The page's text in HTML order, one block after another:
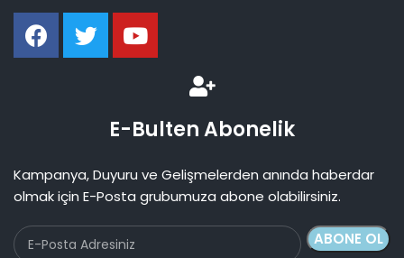
E-Bulten Abonelik
Kampanya, Duyuru ve Gelişmelerden anında haberdar
olmak için E-Posta grubumuza abone olabilirsiniz.